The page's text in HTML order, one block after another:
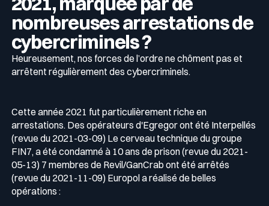
nombreuses arrestations de
cybercriminels ?
Heureusement, nos forces de l’ordre ne chôment pas et
arrêtent régulièrement des cybercriminels.
Cette année 2021 fut particulièrement riche en
arrestations. Des opérateurs d'Egregor ont été Interpellés
(revue du 2021-03-09) Le cerveau technique du groupe
FIN7, a été condamné à 10 ans de prison (revue du 2021-
05-13) 7 membres de Revil/GanCrab ont été arrêtés
(revue du 2021-11-09) Europol a réalisé de belles
opérations :